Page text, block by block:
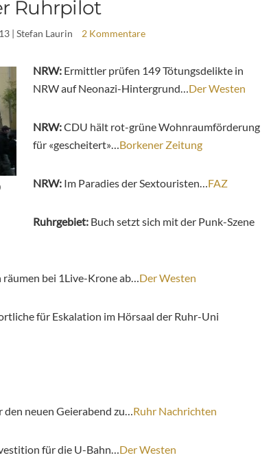
Ruhrpilot
| Stefan Laurin 2 Kommentare
NRW: Ermittler prüfen 149 Tötungsdelikte in
NRW auf Neonazi-Hintergrund… Der Westen
NRW:CDU hält rot-grüne Wohnraumförderung
für «gescheitert»… Borkener Zeitung
NRW: Im Paradies der Sextouristen… FAZ
Ruhrgebiet: Buch setzt sich mit der Punk-Szene
bei 1Live-Krone ab… Der Westen
für Eskalation im Hörsaal der Ruhr-Uni
neuen Geierabend zu… Ruhr Nachrichten
für die U-Bahn… Der Westen